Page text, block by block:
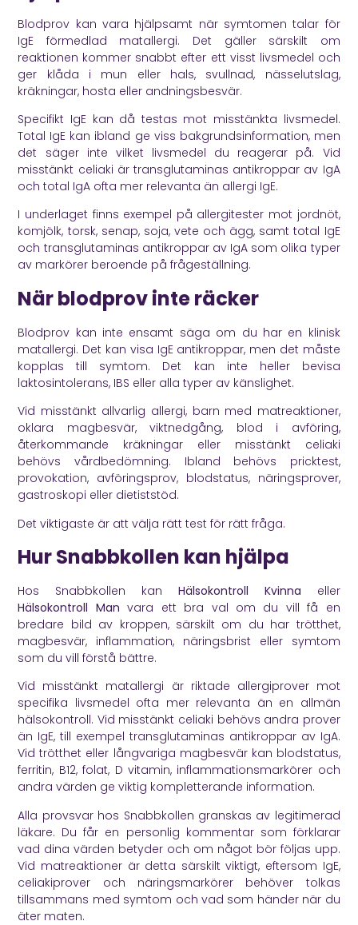
Blodprov kan vara hjälpsamt när symtomen talar för
IgE förmedlad matallergi. Det gäller särskilt om
reaktionen kommer snabbt efter ett visst livsmedel och
ger klåda i mun eller hals, svullnad, nässelutslag,
kräkningar, hosta eller andningsbesvär.
Specifikt IgE kan då testas mot misstänkta livsmedel.
Total IgE kan ibland ge viss bakgrundsinformation, men
det säger inte vilket livsmedel du reagerar på. Vid
misstänkt celiaki är transglutaminas antikroppar av IgA
och total IgA ofta mer relevanta än allergi IgE.
I underlaget finns exempel på allergitester mot jordnöt,
komjölk, torsk, senap, soja, vete och ägg, samt total IgE
och transglutaminas antikroppar av IgA som olika typer
av markörer beroende på frågeställning.
När blodprov inte räcker
Blodprov kan inte ensamt säga om du har en klinisk
matallergi. Det kan visa IgE antikroppar, men det måste
kopplas till symtom. Det kan inte heller bevisa
laktosintolerans, IBS eller alla typer av känslighet.
Vid misstänkt allvarlig allergi, barn med matreaktioner,
oklara magbesvär, viktnedgång, blod i avföring,
återkommande kräkningar eller misstänkt celiaki
behövs vårdbedömning. Ibland behövs pricktest,
provokation, avföringsprov, blodstatus, näringsprover,
gastroskopi eller dietiststöd.
Det viktigaste är att välja rätt test för rätt fråga.
Hur Snabbkollen kan hjälpa
Hos Snabbkollen kan Hälsokontroll Kvinna eller
Hälsokontroll Man vara ett bra val om du vill få en
bredare bild av kroppen, särskilt om du har trötthet,
magbesvär, inflammation, näringsbrist eller symtom
som du vill förstå bättre.
Vid misstänkt matallergi är riktade allergiprover mot
specifika livsmedel ofta mer relevanta än en allmän
hälsokontroll. Vid misstänkt celiaki behövs andra prover
än IgE, till exempel transglutaminas antikroppar av IgA.
Vid trötthet eller långvariga magbesvär kan blodstatus,
ferritin, B12, folat, D vitamin, inflammationsmarkörer och
andra värden ge viktig kompletterande information.
Alla provsvar hos Snabbkollen granskas av legitimerad
läkare. Du får en personlig kommentar som förklarar
vad dina värden betyder och om något bör följas upp.
Vid matreaktioner är detta särskilt viktigt, eftersom IgE,
celiakiprover och näringsmarkörer behöver tolkas
tillsammans med symtom och vad som händer när du
äter maten.